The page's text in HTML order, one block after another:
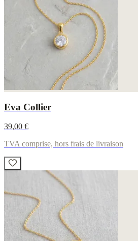
Eva Collier
39,00 €
TVA comprise, hors frais de livraison